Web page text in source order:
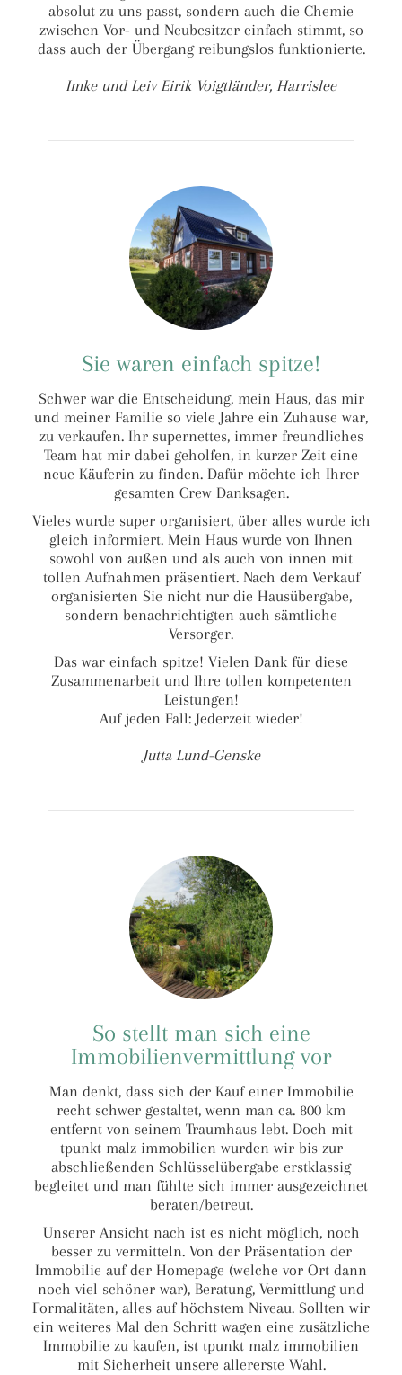
absolut zu uns passt, sondern auch die Chemie
zwischen Vor- und Neubesitzer einfach stimmt, so
dass auch der Übergang reibungslos funktionierte.
Imke und Leiv Eirik Voigtländer, Harrislee
Sie waren einfach spitze!
Schwer war die Entscheidung, mein Haus, das mir
und meiner Familie so viele Jahre ein Zuhause war,
zu verkaufen. Ihr supernettes, immer freundliches
Team hat mir dabei geholfen, in kurzer Zeit eine
neue Käuferin zu finden. Dafür möchte ich Ihrer
gesamten Crew Danksagen.
Vieles wurde super organisiert, über alles wurde ich
gleich informiert. Mein Haus wurde von Ihnen
sowohl von außen und als auch von innen mit
tollen Aufnahmen präsentiert. Nach dem Verkauf
organisierten Sie nicht nur die Hausübergabe,
sondern benachrichtigten auch sämtliche
Versorger.
Das war einfach spitze! Vielen Dank für diese
Zusammenarbeit und Ihre tollen kompetenten
Leistungen!
Auf jeden Fall: Jederzeit wieder!
Jutta Lund-Genske
So stellt man sich eine
Immobilienvermittlung vor
Man denkt, dass sich der Kauf einer Immobilie
recht schwer gestaltet, wenn man ca. 800 km
entfernt von seinem Traumhaus lebt. Doch mit
tpunkt malz immobilien wurden wir bis zur
abschließenden Schlüsselübergabe erstklassig
begleitet und man fühlte sich immer ausgezeichnet
beraten/betreut.
Unserer Ansicht nach ist es nicht möglich, noch
besser zu vermitteln. Von der Präsentation der
Immobilie auf der Homepage (welche vor Ort dann
noch viel schöner war), Beratung, Vermittlung und
Formalitäten, alles auf höchstem Niveau. Sollten wir
ein weiteres Mal den Schritt wagen eine zusätzliche
Immobilie zu kaufen, ist tpunkt malz immobilien
mit Sicherheit unsere allererste Wahl.